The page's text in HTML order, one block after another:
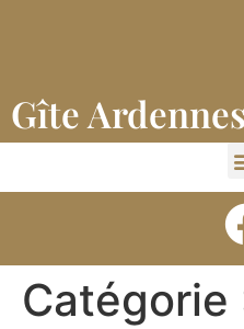
Gîte Ardennes
Catégorie